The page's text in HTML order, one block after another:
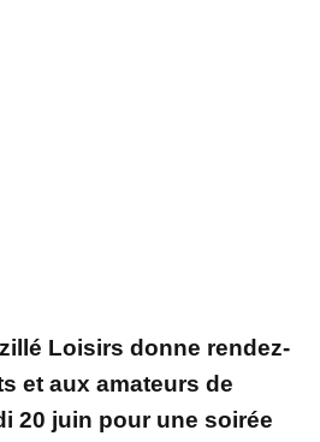
Loisirs donne rendez-
et aux amateurs de
20 juin pour une soirée